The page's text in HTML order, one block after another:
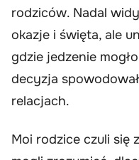
rodziców. Nadal
okazje i święta, ale
gdzie jedzenie
decyzja
relacjach.
Moi rodzice czuli się